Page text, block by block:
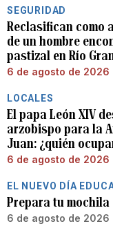
SEGURIDAD
Reclasifican como
de un hombre
pastizal en Río
6 de agosto de 2026
LOCALES
El papa León XIV
arzobispo para la
Juan: ¿quién
6 de agosto de 2026
EL NUEVO DÍA
Prepara tu mochila
6 de agosto de 2026